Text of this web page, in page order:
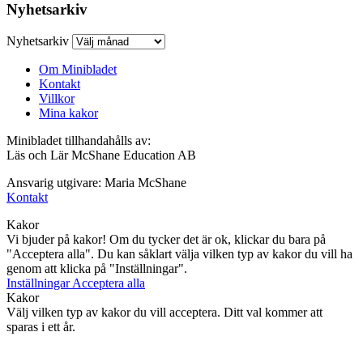
Nyhetsarkiv
Nyhetsarkiv
Om Minibladet
Kontakt
Villkor
Mina kakor
Minibladet tillhandahålls av:
Läs och Lär McShane Education AB
Ansvarig utgivare: Maria McShane
Kontakt
Kakor
Vi bjuder på kakor! Om du tycker det är ok, klickar du bara på
"Acceptera alla". Du kan såklart välja vilken typ av kakor du vill ha
genom att klicka på "Inställningar".
InställningarAcceptera alla
Kakor
Välj vilken typ av kakor du vill acceptera. Ditt val kommer att
sparas i ett år.